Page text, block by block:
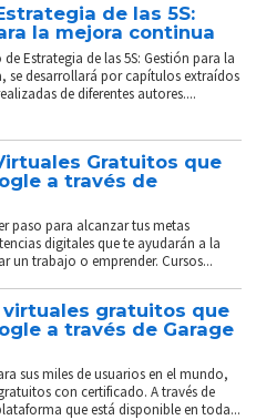
de las 5S:
la mejora continua
de Estrategia de las 5S: Gestión para la
se desarrollará por capítulos extraídos
de diferentes autores....
Gratuitos que
a través de
paso para alcanzar tus metas
digitales que te ayudarán a la
un trabajo o emprender. Cursos...
virtuales gratuitos que
a través de Garage
sus miles de usuarios en el mundo,
con certificado. A través de
que está disponible en toda...